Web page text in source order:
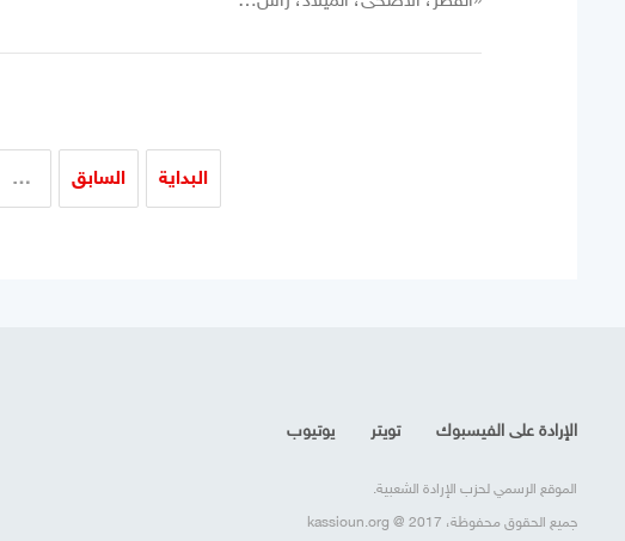
البداية السابق …
الإرادة على الفيسبوك تويتر يوتيوب
الموقع الرسمي لحزب الإرادة الشعبية.
جميع الحقوق محفوظة، kassioun.org @ 2017